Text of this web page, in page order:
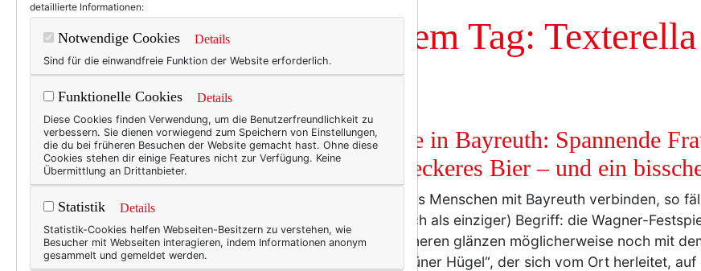
Einträge mit dem Tag:
WERBUNG
Zwei Tage in Bayreuth: Spannende
Barock, leckeres Bier – und ein
Fragt man, was Menschen mit Bayreuth verbinden, so
manchmal auch als einziger) Begriff: die Wagner-
Kulturbeflisseneren glänzen möglicherweise noch mit
Ausdruck „Grüner Hügel“, der sich vom Ort herleitet,
detaillierte Informationen:
Notwendige Cookies Details
Sind für die einwandfreie Funktion der Website erforderlich.
Funktionelle Cookies Details
Diese Cookies finden Verwendung, um die Benutzerfreundlichkeit zu
verbessern. Sie dienen vorwiegend zum Speichern von Einstellungen,
die du bei früheren Besuchen der Website gemacht hast. Ohne diese
Cookies stehen dir einige Features nicht zur Verfügung. Keine
Übermittlung an Drittanbieter.
Statistik Details
Statistik-Cookies helfen Webseiten-Besitzern zu verstehen, wie
Besucher mit Webseiten interagieren, indem Informationen anonym
gesammelt und gemeldet werden.